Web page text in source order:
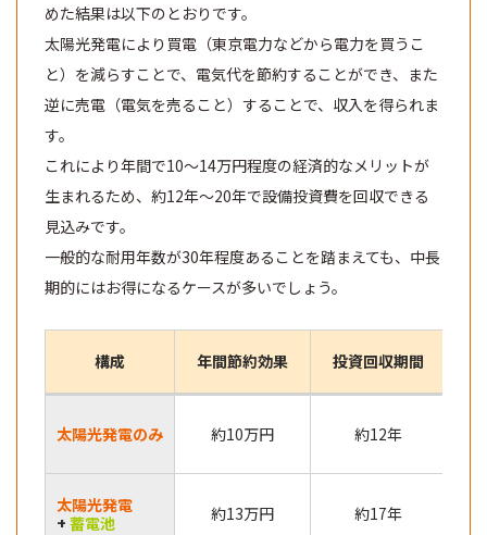
めた結果は以下のとおりです。
太陽光発電により買電（東京電力などから電力を買うこ
と）を減らすことで、電気代を節約することができ、また
逆に売電（電気を売ること）することで、収入を得られま
す。
これにより年間で10～14万円程度の経済的なメリットが
生まれるため、約12年～20年で設備投資費を回収できる
見込みです。
一般的な耐用年数が30年程度あることを踏まえても、中長
期的にはお得になるケースが多いでしょう。
構成 年間節約効果 投資回収期間
太陽光発電のみ 約10万円 約12年
太陽光発電
+ 蓄電池 約13万円 約17年